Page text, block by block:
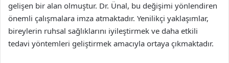
gelişen bir alan olmuştur. Dr. Ünal, bu değişimi yönlendiren
önemli çalışmalara imza atmaktadır. Yenilikçi yaklaşımlar,
bireylerin ruhsal sağlıklarını iyileştirmek ve daha etkili
tedavi yöntemleri geliştirmek amacıyla ortaya çıkmaktadır.